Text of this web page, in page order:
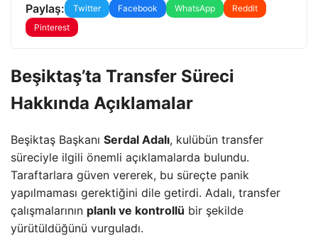
Paylaş: Twitter Facebook WhatsApp
Reddit
Pinterest
Beşiktaş’ta Transfer Süreci
Hakkında Açıklamalar
Beşiktaş Başkanı Serdal Adalı, kulübün transfer
süreciyle ilgili önemli açıklamalarda bulundu.
Taraftarlara güven vererek, bu süreçte panik
yapılmaması gerektiğini dile getirdi. Adalı, transfer
çalışmalarının planlı ve kontrollü bir şekilde
yürütüldüğünü vurguladı.